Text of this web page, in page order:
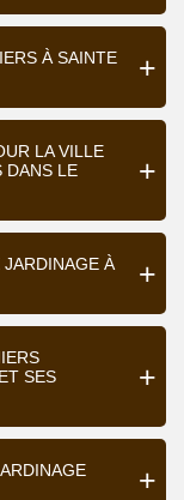
À SAINTE
LA VILLE
DANS LE
À
SES